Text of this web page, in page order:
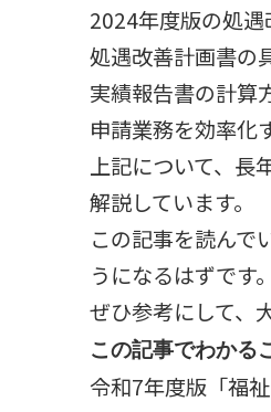
2024年度版の処
処遇改善計画書の
実績報告書の計算
申請業務を効率化
上記について、長
解説しています。
この記事を読んで
うになるはずです。
ぜひ参考にして、
この記事でわかる
令和7年度版「福